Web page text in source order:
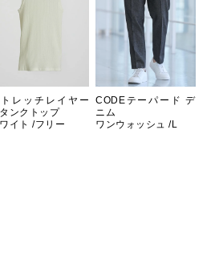
レッチレイヤー
タンクトップ
イト /フリー
CODEテーパード デ
ニム
ワンウォッシュ /L